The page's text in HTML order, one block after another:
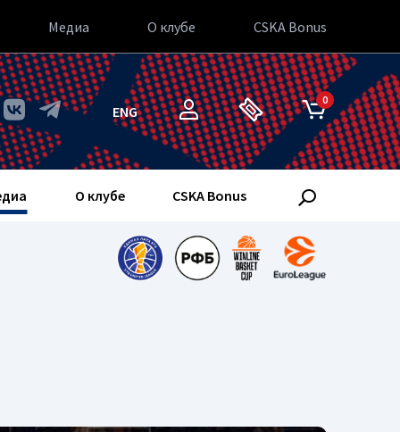
Медиа О клубе CSKA Bonus
ENG
0
О клубе CSKA Bonus